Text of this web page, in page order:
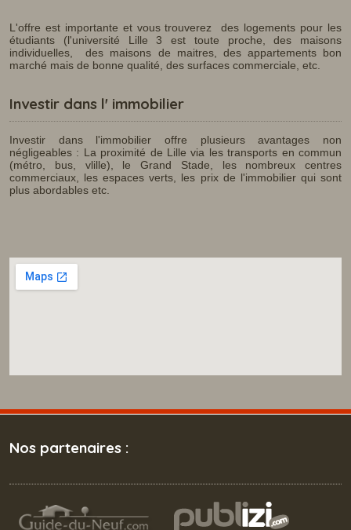
L'offre est importante et vous trouverez des logements pour les
étudiants (l'université Lille 3 est toute proche, des maisons
individuelles, des maisons de maitres, des appartements bon
marché mais de bonne qualité, des surfaces commerciale, etc.
Investir dans l' immobilier
Investir dans l'immobilier offre plusieurs avantages non
négligeables : La proximité de Lille via les transports en commun
(métro, bus, vlille), le Grand Stade, les nombreux centres
commerciaux, les espaces verts, les prix de l'immobilier qui sont
plus abordables etc.
Nos partenaires :